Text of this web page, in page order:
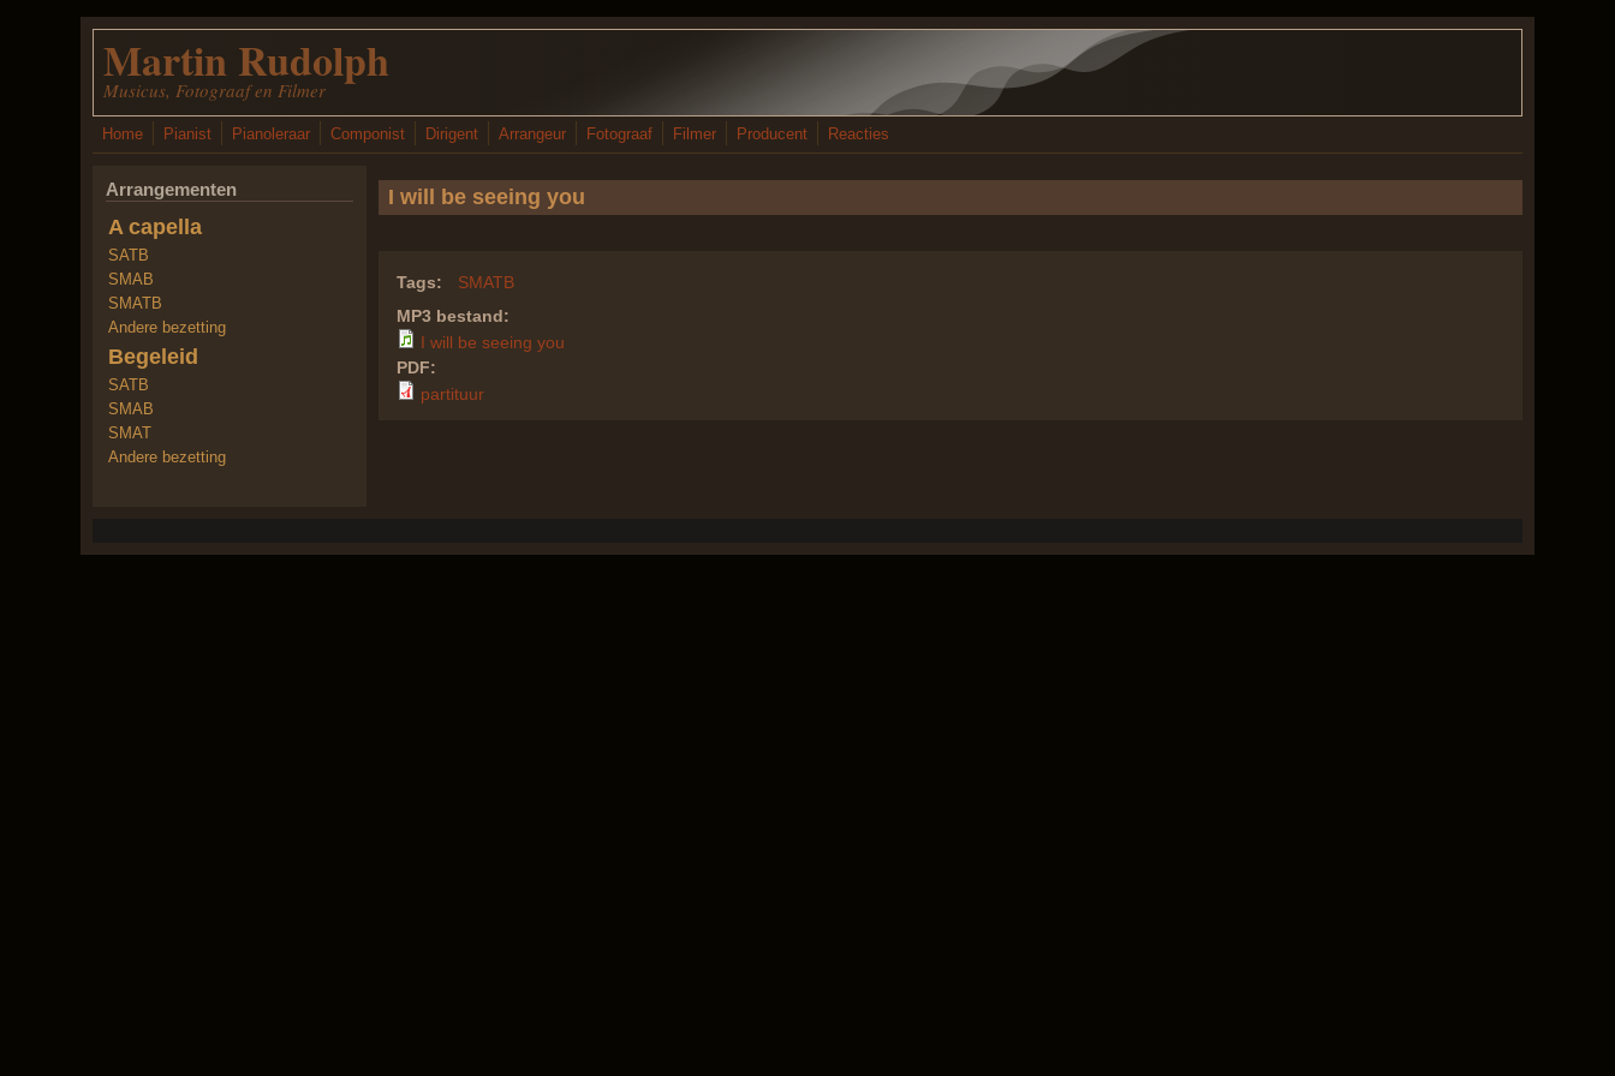
Overslaan en naar de inhoud gaan
Martin Rudolph
Musicus, Fotograaf en Filmer
Home Pianist Pianoleraar Componist Dirigent Arrangeur Fotograaf Filmer Producent Reacties
I will be seeing you
Tags:
SMATB
MP3 bestand:
I will be seeing you
PDF:
partituur
Arrangementen
A capella
SATB
SMAB
SMATB
Andere bezetting
Begeleid
SATB
SMAB
SMAT
Andere bezetting